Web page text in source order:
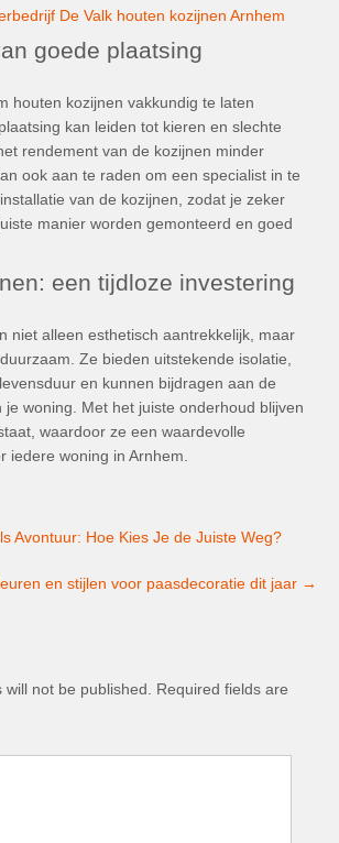
De Valk houten kozijnen Arnhem
goede plaatsing
houten kozijnen vakkundig te laten
kan leiden tot kieren en slechte
rendement van de kozijnen minder
ook aan te raden om een specialist in te
van de kozijnen, zodat je zeker
manier worden gemonteerd en goed
een tijdloze investering
niet alleen esthetisch aantrekkelijk, maar
Ze bieden uitstekende isolatie,
en kunnen bijdragen aan de
woning. Met het juiste onderhoud blijven
waardoor ze een waardevolle
iedere woning in Arnhem.
Avontuur: Hoe Kies Je de Juiste Weg?
en stijlen voor paasdecoratie dit jaar →
not be published.
Required fields are